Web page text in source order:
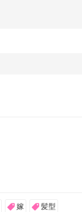
嫁 髪型